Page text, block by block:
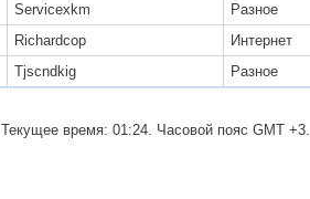
Servicexkm Разное
Richardcop Интернет
Tjscndkig Разное
Текущее время: 01:24. Часовой пояс GMT +3.